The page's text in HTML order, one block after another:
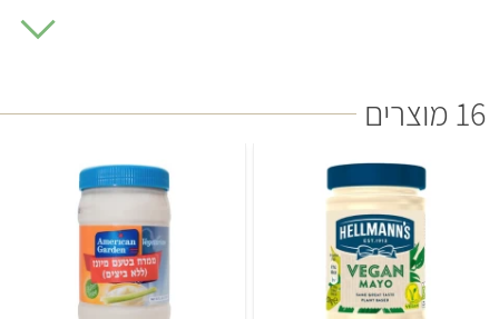
הביצים, ויצא בקמפיין ענק ויקר שניסה לערער את הלגיטימציה
המהומה סביב JUST Mayo, גרמה לחברות רבות להבין שהגיע
הזמן לפתח מיונז טבעוני משלהן. אפילו יונילוור השיקה בשנת
מיונז טבעוני
, ובשנת 2021 גם מותג המיונז הנחשב היינץ
החל לשווקמיונז טבעוני
, שזכה לביקורות מעולות. סך הכל
נמכרים כיום ישראל כ-10 סוגי מיונז טבעוני, כולל מיונז מופחת
שומן, מיונז-פסטו ומגוון ממרחי מיונז פיקנטיים.
16 מוצרים